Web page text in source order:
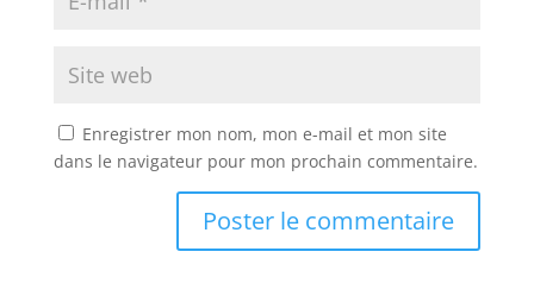
Enregistrer mon nom, mon e-mail et mon site
dans le navigateur pour mon prochain commentaire.